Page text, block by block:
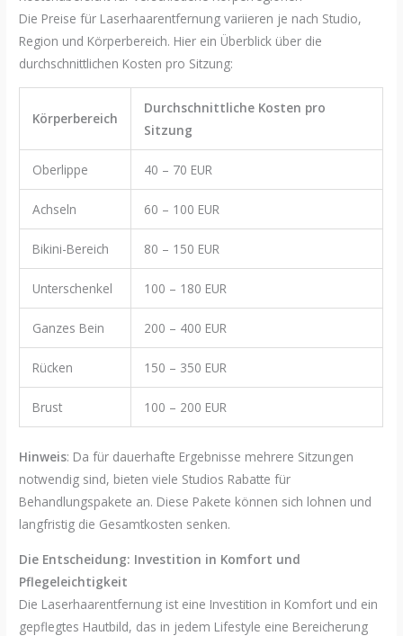
Die Preise für Laserhaarentfernung variieren je nach Studio,
Region und Körperbereich. Hier ein Überblick über die
durchschnittlichen Kosten pro Sitzung:
Körperbereich
Durchschnittliche Kosten pro
Sitzung
Oberlippe 40 – 70 EUR
Achseln 60 – 100 EUR
Bikini-Bereich 80 – 150 EUR
Unterschenkel 100 – 180 EUR
Ganzes Bein 200 – 400 EUR
Rücken 150 – 350 EUR
Brust 100 – 200 EUR
Hinweis: Da für dauerhafte Ergebnisse mehrere Sitzungen
notwendig sind, bieten viele Studios Rabatte für
Behandlungspakete an. Diese Pakete können sich lohnen und
langfristig die Gesamtkosten senken.
Die Entscheidung: Investition in Komfort und
Pflegeleichtigkeit
Die Laserhaarentfernung ist eine Investition in Komfort und ein
gepflegtes Hautbild, das in jedem Lifestyle eine Bereicherung